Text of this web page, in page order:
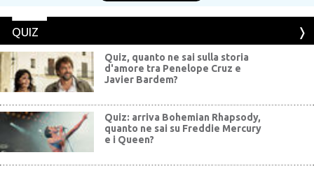
QUIZ
Quiz, quanto ne sai sulla storia
d'amore tra Penelope Cruz e
Javier Bardem?
Quiz: arriva Bohemian Rhapsody,
quanto ne sai su Freddie Mercury
e i Queen?